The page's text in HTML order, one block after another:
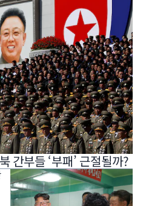
간부들 ‘부패’ 근절될까?